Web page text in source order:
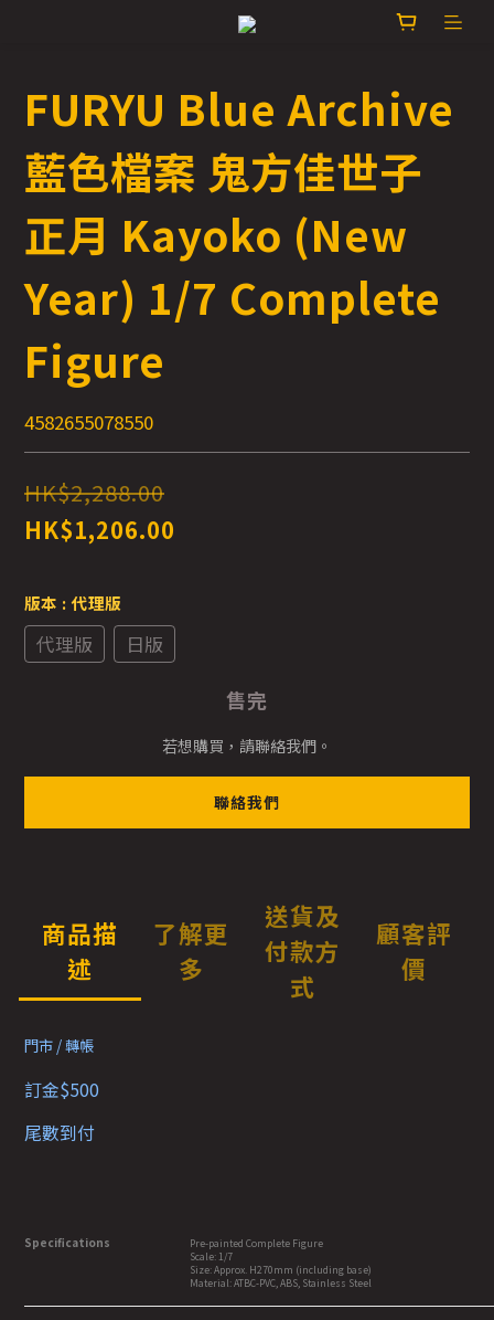
FURYU Blue Archive
藍色檔案 鬼方佳世子
正月 Kayoko (New
Year) 1/7 Complete
Figure
4582655078550
HK$2,288.00
HK$1,206.00
版本 : 代理版
代理版 日版
售完
若想購買，請聯絡我們。
聯絡我們
商品描
述
了解更
多
送貨及
付款方
式
顧客評
價
門市 / 轉帳
訂金$500
尾數到付
Specifications
Pre-painted Complete Figure
Scale: 1/7
Size: Approx. H270mm (including base)
Material: ATBC-PVC, ABS, Stainless Steel